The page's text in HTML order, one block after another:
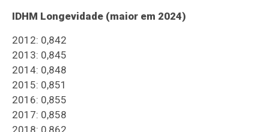
IDHM Longevidade (maior em 2024)
2012: 0,842
2013: 0,845
2014: 0,848
2015: 0,851
2016: 0,855
2017: 0,858